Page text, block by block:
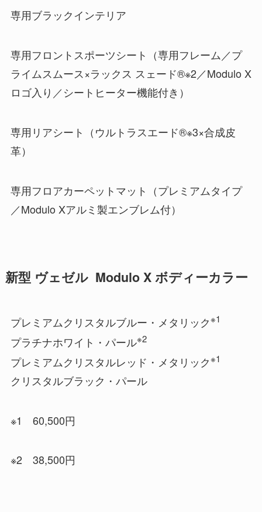
専用ブラックインテリア
専用フロントスポーツシート（専用フレーム／プ
ライムスムース×ラックス スェード®※2／Modulo X
ロゴ入り／シートヒーター機能付き）
専用リアシート（ウルトラスエード®※3×合成皮
革）
専用フロアカーペットマット（プレミアムタイプ
／Modulo Xアルミ製エンブレム付）
新型 ヴェゼル Modulo X ボディーカラー
プレミアムクリスタルブルー・メタリック※1
プラチナホワイト・パール※2
プレミアムクリスタルレッド・メタリック※1
クリスタルブラック・パール
※1 60,500円
※2 38,500円